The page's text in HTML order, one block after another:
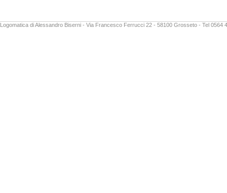
Logomatica di Alessandro Biserni - Via Francesco Ferrucci 22 - 58100 Grosseto - Tel 0564